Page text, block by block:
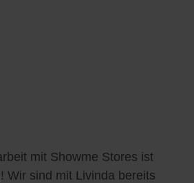
mit Showme Stores ist
Wir sind mit Livinda bereits